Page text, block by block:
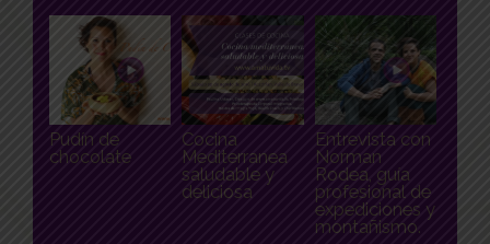
Pudín de
chocolate
Cocina
Mediterranea
saludable y
deliciosa
Entrevista con
Norman
Rodea, guía
profesional de
expediciones y
montañismo.